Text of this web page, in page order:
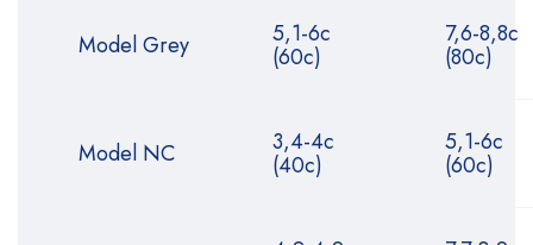
Model Grey 5,1-6с
(60с)
7,6-8,8с
(80с)
Model NC 3,4-4с
(40с)
5,1-6с
(60с)